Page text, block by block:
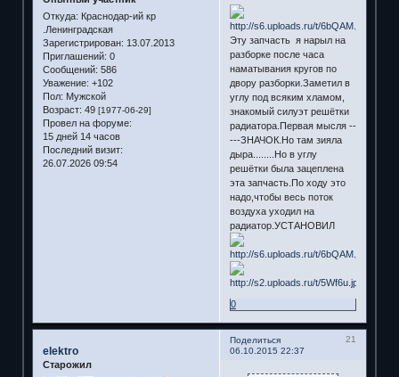
Откуда: Краснодар-ий кр
.Ленинградская
Зарегистрирован: 13.07.2013
Приглашений: 0
Сообщений: 586
Уважение: +102
Пол: Мужской
Возраст: 49 [1977-06-29]
Провел на форуме:
15 дней 14 часов
Последний визит:
26.07.2026 09:54
Эту запчасть я нарыл на
разборке после часа
наматывания кругов по
двору разборки.Заметил в
углу под всяким хламом,
знакомый силуэт решётки
радиатора.Первая мысля --
---ЗНАЧОК.Но там зияла
дыра........Но в углу
решётки была зацеплена
эта запчасть.По ходу это
надо,чтобы весь поток
воздуха уходил на
радиатор.УСТАНОВИЛ
0
Поделиться
21
06.10.2015 22:37
elektro
Старожил